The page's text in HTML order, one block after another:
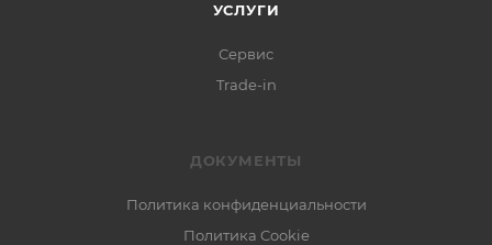
УСЛУГИ
Сервис
Trade-in
ДОКУМЕНТЫ
Политика конфиденциальности
Политика Cookie